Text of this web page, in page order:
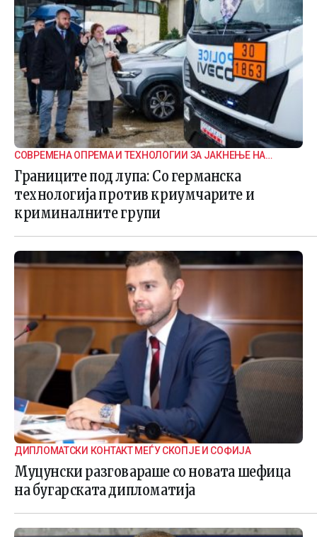
СОВРЕМЕНА ОПРЕМА И ТЕХНОЛОГИИ ЗА ЈАКНЕЊЕ НА
ГРАНИЧНАТА БЕЗБЕДНОСТ
Границите под лупа: Со германска
технологија против криумчарите и
криминалните групи
ДИПЛОМАТСКИ КОНТАКТ МЕЃУ СКОПЈЕ И СОФИЈА
Муцунски разговараше со новата шефица
на бугарската дипломатија